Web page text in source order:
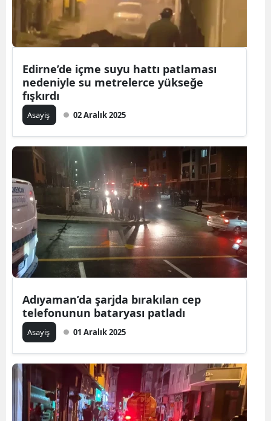
Edirne’de içme suyu hattı patlaması
nedeniyle su metrelerce yükseğe
fışkırdı
Asayiş 02 Aralık 2025
Adıyaman’da şarjda bırakılan cep
telefonunun bataryası patladı
Asayiş 01 Aralık 2025